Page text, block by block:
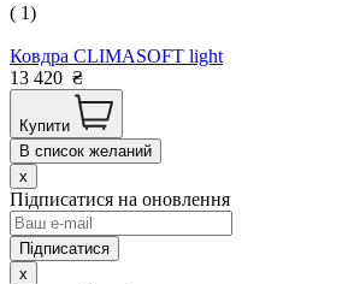
( 1)
Ковдра CLIMASOFT light
13 420 ₴
Купити
В список желаний
x
Підписатися на оновлення
x